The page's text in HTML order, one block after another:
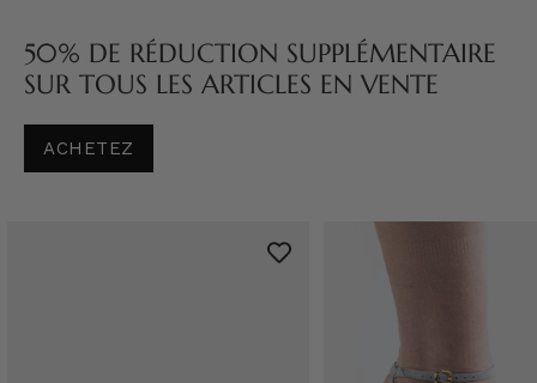
50% DE RÉDUCTION SUPPLÉMENTAIRE
SUR TOUS LES ARTICLES EN VENTE
ACHETEZ